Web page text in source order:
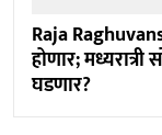
Raja
होणार;
घडणार?